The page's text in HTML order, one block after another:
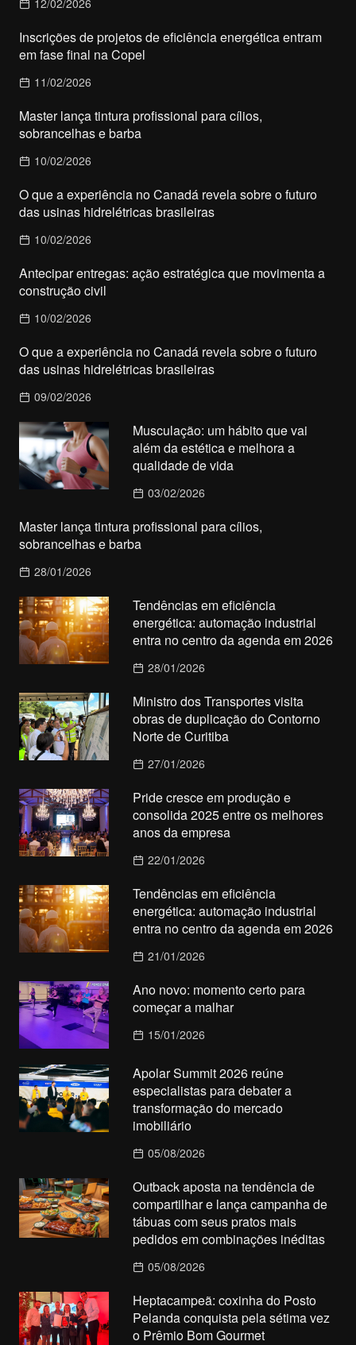
Inscrições de projetos de eficiência energética entram
em fase final na Copel
11/02/2026
Master lança tintura profissional para cílios,
sobrancelhas e barba
10/02/2026
O que a experiência no Canadá revela sobre o futuro
das usinas hidrelétricas brasileiras
10/02/2026
Antecipar entregas: ação estratégica que movimenta a
construção civil
10/02/2026
O que a experiência no Canadá revela sobre o futuro
das usinas hidrelétricas brasileiras
09/02/2026
Musculação: um hábito que vai
além da estética e melhora a
qualidade de vida
03/02/2026
Master lança tintura profissional para cílios,
sobrancelhas e barba
28/01/2026
Tendências em eficiência
energética: automação industrial
entra no centro da agenda em 2026
28/01/2026
Ministro dos Transportes visita
obras de duplicação do Contorno
Norte de Curitiba
27/01/2026
Pride cresce em produção e
consolida 2025 entre os melhores
anos da empresa
22/01/2026
Tendências em eficiência
energética: automação industrial
entra no centro da agenda em 2026
21/01/2026
Ano novo: momento certo para
começar a malhar
15/01/2026
Apolar Summit 2026 reúne
especialistas para debater a
transformação do mercado
imobiliário
05/08/2026
Outback aposta na tendência de
compartilhar e lança campanha de
tábuas com seus pratos mais
pedidos em combinações inéditas
05/08/2026
Heptacampeã: coxinha do Posto
Pelanda conquista pela sétima vez
o Prêmio Bom Gourmet